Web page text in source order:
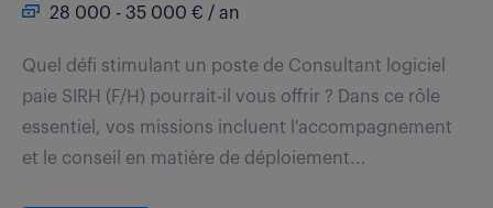
28 000 - 35 000 € / an
Quel défi stimulant un poste de Consultant logiciel
paie SIRH (F/H) pourrait-il vous offrir ? Dans ce rôle
essentiel, vos missions incluent l'accompagnement
et le conseil en matière de déploiement...